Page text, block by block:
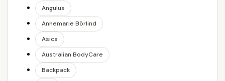
Angulus
Annemarie Börlind
Asics
Australian BodyCare
Backpack